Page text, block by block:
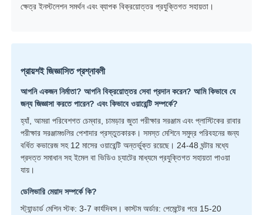
ক্ষেত্র ইনস্টলেশন সমর্থন এবং ব্যাপক বিক্রয়োত্তর প্রযুক্তিগত সহায়তা।
প্রায়শই জিজ্ঞাসিত প্রশ্নাবলী
আপনি একজন নির্মাতা? আপনি বিক্রয়োত্তর সেবা প্রদান করেন? আমি কিভাবে যে
জন্য জিজ্ঞাসা করতে পারেন? এবং কিভাবে ওয়ারেন্টি সম্পর্কে?
হ্যাঁ, আমরা পরিবেশগত চেম্বার, চামড়ার জুতা পরীক্ষার সরঞ্জাম এবং প্লাস্টিকের রাবার
পরীক্ষার সরঞ্জামগুলির পেশাদার প্রস্তুতকারক। সমস্ত মেশিনে সমুদ্র পরিবহনের জন্য
বর্ধিত কভারেজ সহ 12 মাসের ওয়ারেন্টি অন্তর্ভুক্ত রয়েছে। 24-48 ঘন্টার মধ্যে
প্রদত্ত সমাধান সহ ইমেল বা ভিডিও চ্যাটের মাধ্যমে প্রযুক্তিগত সহায়তা পাওয়া
যায়।
ডেলিভারি মেয়াদ সম্পর্কে কি?
স্ট্যান্ডার্ড মেশিন স্টক: 3-7 কার্যদিবস। কাস্টম অর্ডার: পেমেন্টের পরে 15-20